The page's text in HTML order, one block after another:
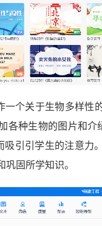
一个关于生物多样性
各种生物的图片和
吸引引学生的注意
固所学知识。